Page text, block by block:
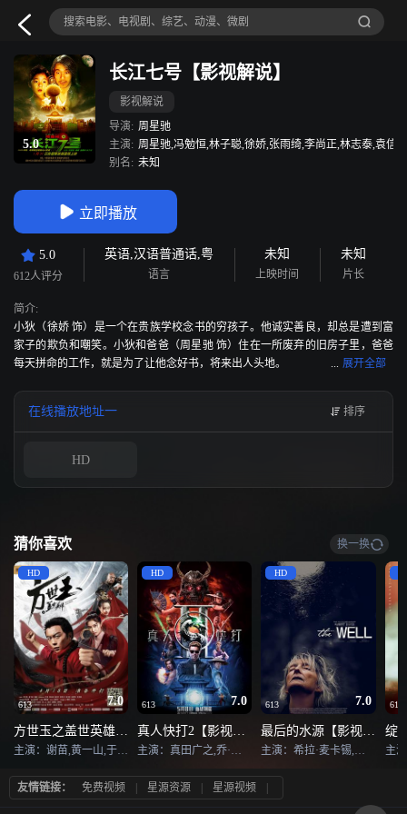
5.0
长江七号【影视解说】
影视解说
导演: 周星驰
主演: 周星驰,冯勉恒,林子聪,徐娇,张雨绮,李尚正,林志泰,袁信
别名: 未知
立即播放
5.0
612人评分
英语,汉语普通话,粤
语言
未知
上映时间
未知
片长
简介:
小狄（徐娇 饰）是一个在贵族学校念书的穷孩子。他诚实善良，却总是遭到富
家子的欺负和嘲笑。小狄和爸爸（周星驰 饰）住在一所废弃的旧房子里，爸爸
每天拼命的工作，就是为了让他念好书，将来出人头地。
不埋怨爸爸。可是这一次，为了一个大家都有的玩具，小狄跟爸爸发起脾气
来。爸爸买不起，就在垃圾堆里捡了一个“球”给儿子玩。谁知，这个透明的小球
却变成一只活泼可爱，拥有超能力的太空狗。小狄欣喜极若狂，给他取名叫“长
江七号”。小狄梦想着用七仔的超能力考100分，却没想到七仔非但没有帮到
怒，小狄离家出走，赌气要凭真本事考好成绩给爸爸看。谁知，正当小狄笑
在线播放地址一 排序
HD
猜你喜欢 换一换
613 7.0
HD
主演：谢苗,黄一山,于心妍,张春仲,王瑛瑛,杨政,王胜利,徐嘉曼
613 7.0
HD
主演：真田广之,乔·塔斯利姆,林路迪,浅野忠信,黄经汉,麦卡德·布鲁克斯,杰西卡·麦克娜美,约什·劳森,塔蒂·加布里埃,马丁·福特,达蒙·海瑞曼,卡尔·厄本,刘易斯·陈,阿德莱恩·鲁道夫,戴斯蒙·詹,艾萨克·普瑞斯特,黄又亮,CJ·布隆菲尔德,安娜·图·阮,朱利安·威克斯
613 7.0
HD
主演：希拉·麦卡锡,乔安妮·博兰德,娜塔莎·蒙巴
613
友情链接： 免费视频 星源资源 星源视频